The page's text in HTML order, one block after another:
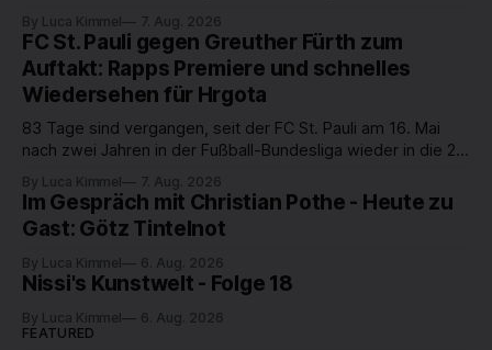
passiert in der Hansestadt? Was beschäftigt die
Hamburgerinnen und Hamburger? Was steht in
unserer Stadt an? Fragen, die von Montag bis
Freitag LIVE um 18 Uhr beantwortet werden -
auf YouTube und im TV.
By Luca Kimmel 7. Aug. 2026
FC St. Pauli gegen Greuther Fürth zum
Auftakt: Rapps Premiere und schnelles
Wiedersehen für Hrgota
83 Tage sind vergangen, seit der FC St. Pauli am 16. Mai
nach zwei Jahren in der Fußball-Bundesliga wieder in die 2.
Liga abgestiegen ist. In dieser Zeit erlebte der Verein einen
großen Umbruch. Viele Leistungsträger der letzten Jahre
haben den Kiezclub verlassen. Dafür kamen in den letzten
Wochen einige
By Luca Kimmel 7. Aug. 2026
Im Gespräch mit Christian Pothe - Heute zu
Gast: Götz Tintelnot
By Luca Kimmel 6. Aug. 2026
Nissi's Kunstwelt - Folge 18
By Luca Kimmel
6. Aug. 2026
FEATURED